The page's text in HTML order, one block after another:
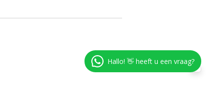
Hallo! 👋 heeft u een vraag?